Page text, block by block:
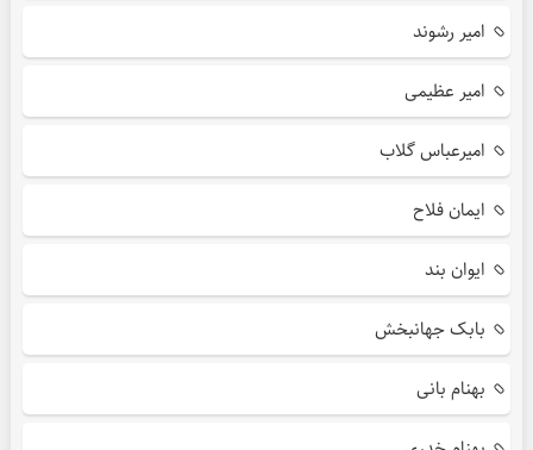
امیر رشوند
امیر عظیمی
امیرعباس گلاب
ایمان فلاح
ایوان بند
بابک جهانبخش
بهنام بانی